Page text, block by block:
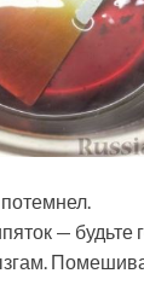
— будьте